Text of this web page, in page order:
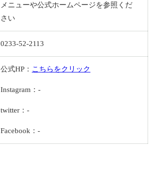
メニューや公式ホームページを参照くだ
さい
0233-52-2113
公式HP： こちらをクリック
Instagram：-
twitter：-
Facebook：-